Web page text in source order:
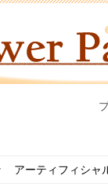
アーティフィシャ